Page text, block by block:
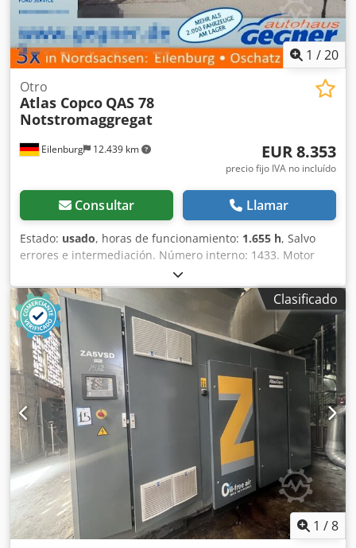
1 /20
Eilenburg 12.439 km
Otro
Atlas Copco QAS 78
Notstromaggregat
EUR 8.353
precio fijo IVA no incluído
Consultar Llamar
Estado: usado, horas de funcionamiento: 1.655 h, Salvo
errores e intermediación. Número interno: 1433. Motor
PERKINS. Cjdpfozp Avkjx Aftsrf El vehículo no ha sido
reacondicionado. Posibilidad de entrega en todo el país
con un coste adicional. Salvo errores e intermediación. Con
gusto aceptaremos su vehículo como parte del pago.
Posibilidad de financiación/leasing, incluso sin entrada.
¿Tiene alguna pregunta? ¡Estaremos encantados de
asesorarle!
Clasificado
1 /8